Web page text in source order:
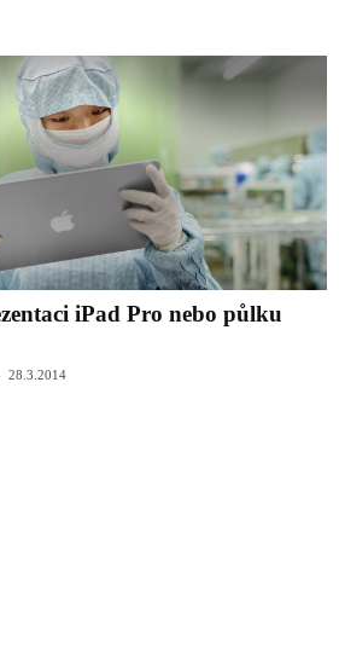
iPad Pro nebo půlku
28.3.2014